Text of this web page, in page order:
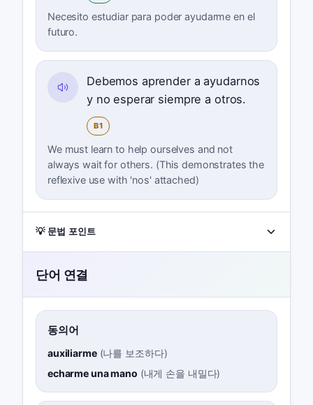
Necesito estudiar para poder ayudarme en el
futuro.
Debemos aprender a ayudarnos
y no esperar siempre a otros.
B1
We must learn to help ourselves and not
always wait for others. (This demonstrates the
reflexive use with 'nos' attached)
💡 문법 포인트
단어 연결
동의어
auxiliarme(나를 보조하다)
echarme una mano (내게 손을 내밀다)